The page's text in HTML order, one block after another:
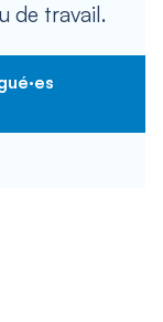
de travail.